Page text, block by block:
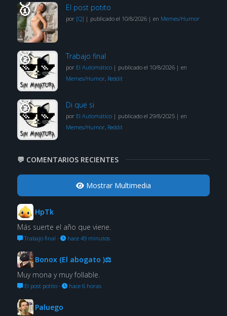
El post potito
por [Q] | publicado el 10/8/2026| en Memes/Humor
Trabajo final
por El Automático| publicado el 10/8/2026| en
Memes/Humor, Reddit
Di que si
por El Automático| publicado el 29/8/2025| en
Memes/Humor, Reddit
💬 COMENTARIOS RECIENTES
Mostrar Multimedia
HpTk
Más suerte el año que viene.
Trabajo final · hace 49 minutos
Bonox (El abogato )⚖
Muy mona y muy follable.
El post potito· hace 6 horas
Paluego